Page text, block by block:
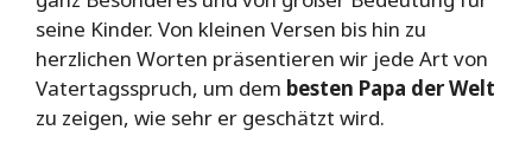
seine Kinder. Von kleinen Versen bis hin zu
herzlichen Worten präsentieren wir jede Art von
Vatertagsspruch, um dem besten Papa der Welt
zu zeigen, wie sehr er geschätzt wird.